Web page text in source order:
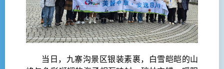
当日，九寨沟景区银装素裹，白雪皑皑的山